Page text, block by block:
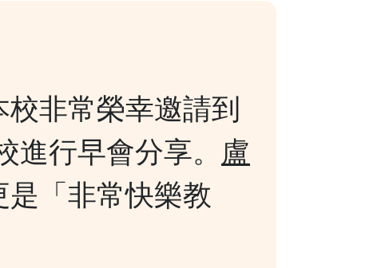
非常榮幸邀請到
進行早會分享。 盧
「非常快樂教